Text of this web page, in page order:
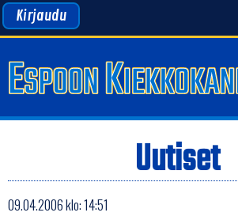
Kirjaudu
Uutiset
09.04.2006 klo: 14:51